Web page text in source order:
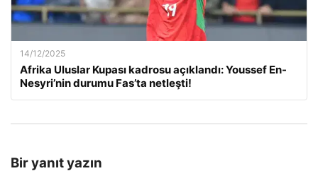
14/12/2025
Afrika Uluslar Kupası kadrosu açıklandı: Youssef En-
Nesyri’nin durumu Fas’ta netleşti!
Bir yanıt yazın